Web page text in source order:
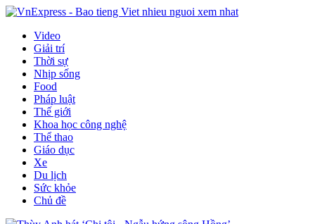
Video
Giải trí
Thời sự
Nhịp sống
Food
Pháp luật
Thế giới
Khoa học công nghệ
Thể thao
Giáo dục
Xe
Du lịch
Sức khỏe
Chủ đề